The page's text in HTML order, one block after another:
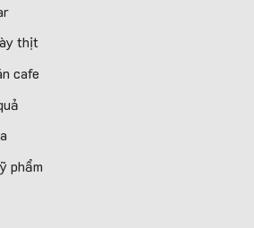
thịt
cafe
phẩm